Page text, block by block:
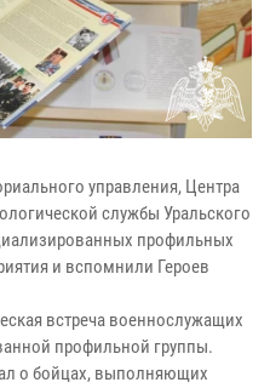
управления, Центра
службы Уральского
профильных
и вспомнили Героев
встреча военнослужащих
профильной группы.
о бойцах, выполняющих